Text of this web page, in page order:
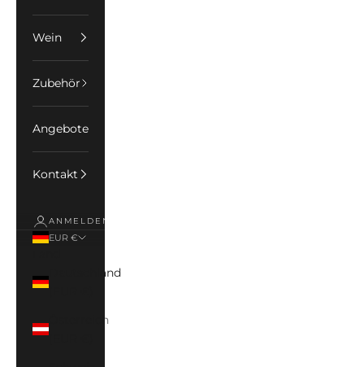
Wein
Zubehör
Angebote
Kontakt
ANMELDEN
EUR €
Deutschland
Österreich